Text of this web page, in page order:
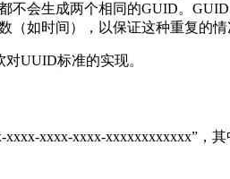
不会生成两个相同的GUID。
（如时间），以保证这种重复的情
UUID标准的实现。
xxxx-xxxx-xxxxxxxxxxxx”，其